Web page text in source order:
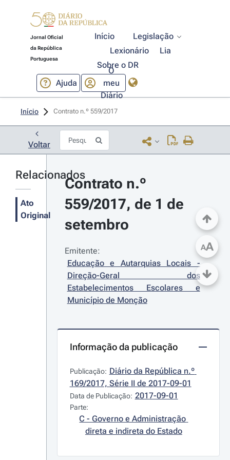
Jornal Oficial
da República
Portuguesa
Início
Legislação
Lexionário
Lia
Sobre o DR
Ajuda
O
meu
Diário
Início Contrato n.º 559/2017
Voltar
Relacionados
Ato
Original
Contrato n.º
559/2017, de 1 de
setembro
Emitente:
Educação e Autarquias Locais -
Direção-Geral dos
Estabelecimentos Escolares e
Município de Monção
Informação da publicação
Publicação: Diário da República n.º
169/2017, Série II de 2017-09-01
Data de Publicação: 2017-09-01
Parte:
C - Governo e Administração
direta e indireta do Estado
AA